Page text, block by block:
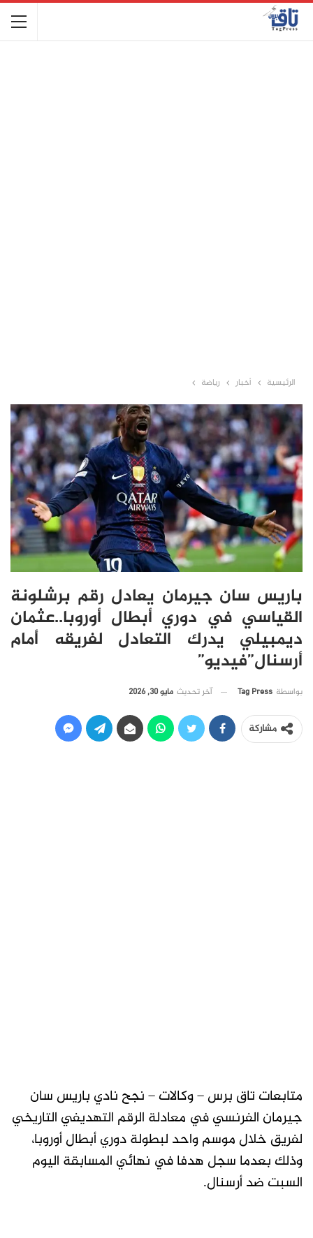
الرئيسية أخبار رياضة
باريس سان جيرمان يعادل رقم برشلونة
القياسي في دوري أبطال أوروبا..عثمان
ديمبيلي يدرك التعادل لفريقه أمام
أرسنال”فيديو”
بواسطة Tag Press آخر تحديث مايو 30, 2026
مشاركة
متابعات تاق برس – وكالات – نجح نادي باريس سان
جيرمان الفرنسي في معادلة الرقم التهديفي التاريخي
لفريق خلال موسم واحد لبطولة دوري أبطال أوروبا،
وذلك بعدما سجل هدفا في نهائي المسابقة اليوم
السبت ضد أرسنال.